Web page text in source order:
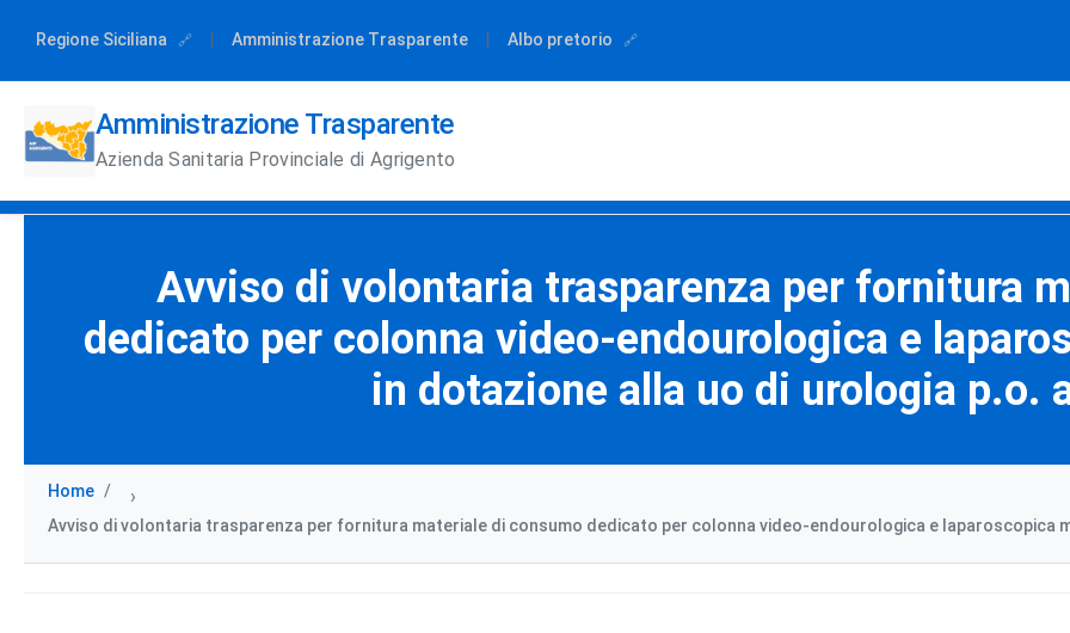
Regione Siciliana Amministrazione Trasparente Albo pretorio
Amministrazione Trasparente
Azienda Sanitaria Provinciale di Agrigento
Avviso di volontaria trasparenza per fornitura
dedicato per colonna video-endourologica e
in dotazione alla uo di urologia p.o.
Home ›
Avviso di volontaria trasparenza per fornitura materiale di consumo dedicato per colonna video-endourologica e laparoscopica